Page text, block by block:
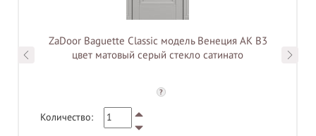
ZaDoor Baguette Classic модель Венеция АК В3
цвет матовый серый стекло сатинато
?
Количество: